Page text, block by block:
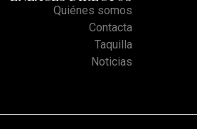
Quiénes somos
Contacta
Taquilla
Noticias